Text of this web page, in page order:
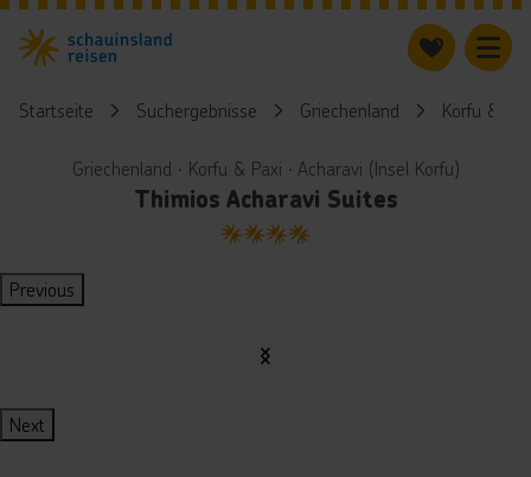
Startseite Suchergebnisse Griechenland Korfu &
Griechenland ∙ Korfu & Paxi ∙ Acharavi (Insel Korfu)
Thimios Acharavi Suites
4
Previous
Next